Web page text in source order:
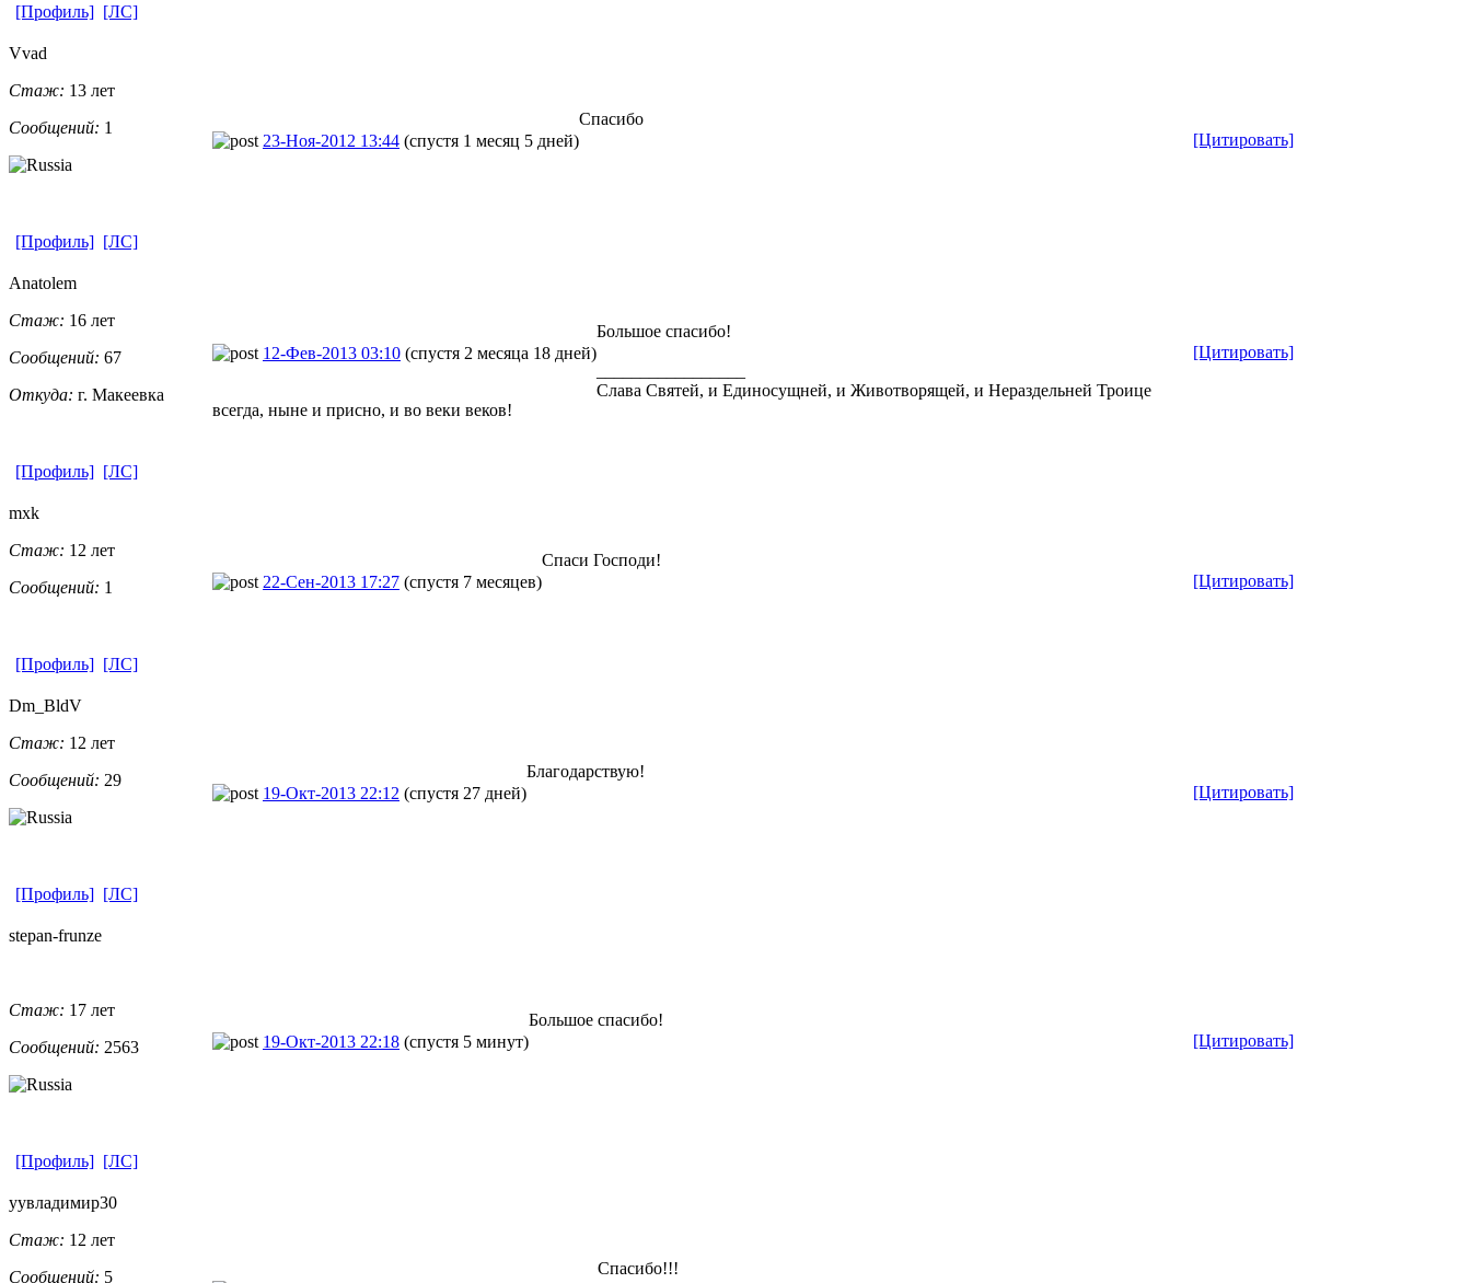
[Профиль] [ЛС]
Vvad
Стаж: 13 лет
Сообщений: 1
23-Ноя-2012 13:44 (спустя 1 месяц 5 дней) [Цитировать]
Спасибо
[Профиль] [ЛС]
Anatolem
Стаж: 16 лет
Сообщений: 67
Откуда: г. Макеевка
12-Фев-2013 03:10 (спустя 2 месяца 18 дней) [Цитировать]
Большое спасибо!
Слава Святей, и Единосущней, и Животворящей, и Нераздельней Троице
всегда, ныне и присно, и во веки веков!
[Профиль] [ЛС]
mxk
Стаж: 12 лет
Сообщений: 1 22-Сен-2013 17:27 (спустя 7 месяцев) [Цитировать]
Спаси Господи!
[Профиль] [ЛС]
Dm_BldV
Стаж: 12 лет
Сообщений: 29
19-Окт-2013 22:12 (спустя 27 дней) [Цитировать]
Благодарствую!
[Профиль] [ЛС]
stepan-frunz​e
Стаж: 17 лет
Сообщений: 2563 19-Окт-2013 22:18 (спустя 5 минут) [Цитировать]
Большое спасибо!
[Профиль] [ЛС]
уувладимир30
Стаж: 12 лет
Сообщений: 5 Спасибо!!!